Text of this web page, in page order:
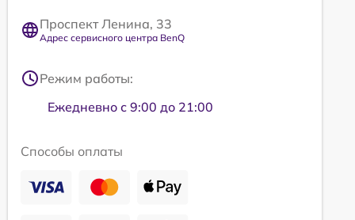
Проспект Ленина, 33
Адрес сервисного центра BenQ
Режим работы:
Ежедневно с 9:00 до 21:00
Способы оплаты